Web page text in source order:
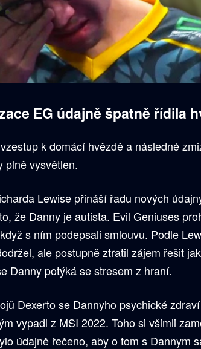
EG údajně špatně řídila
k domácí hvězdě a následné
plně vysvětlen.
Lewise přináší řadu nových
že Danny je autista. Evil Geniuses
s ním podepsali smlouvu. Podle
ale postupně ztratil zájem řešit
Danny potýká se stresem z hraní.
Dexerto se Dannyho psychické
vypadl z MSI 2022. Toho si všimli
údajně řečeno, aby o tom s Dannym